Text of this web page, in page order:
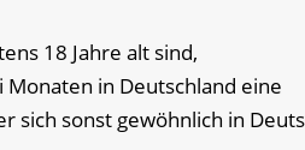
18 Jahre alt sind,
in Deutschland eine
sich sonst gewöhnlich in